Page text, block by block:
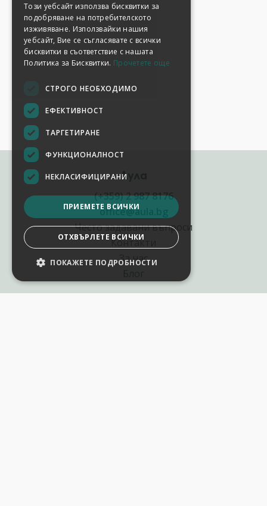
Аула
(+359) 2 987 8176
office@aula.bg
Често задавани въпроси
Контакти
За нас
Този уебсайт използва бисквитки за
подобряване на потребителското
изживяване. Използвайки нашия
уебсайт, Вие се съгласявате с всички
бисквитки в съответствие с нашата
Политика за Бисквитки. Прочетете още
СТРОГО НЕОБХОДИМО
ЕФЕКТИВНОСТ
ТАРГЕТИРАНЕ
ФУНКЦИОНАЛНОСТ
НЕКЛАСИФИЦИРАНИ
ПРИЕМЕТЕ ВСИЧКИ
ОТХВЪРЛЕТЕ ВСИЧКИ
ПОКАЖЕТЕ ПОДРОБНОСТИ